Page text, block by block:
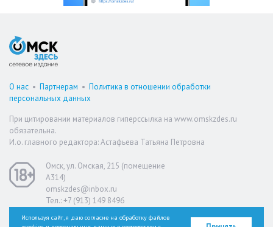
О нас • Партнерам • Политика в отношении обработки
персональных данных
При цитировании материалов гиперссылка на www.omskzdes.ru
обязательна.
И.о. главного редактора: Астафьева Татьяна Петровна
Омск, ул. Омская, 215 (помещение
А314)
omskzdes@inbox.ru
Тел.: +7 (913) 149 8496
Используя сайт, я даю согласие на обработку файлов